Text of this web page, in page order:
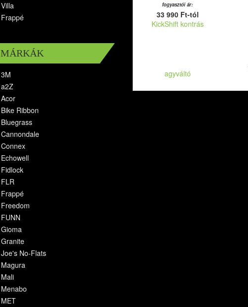
Villa
Frappé
MÁRKÁK
3M
a2Z
Acor
Bike Ribbon
Bluegrass
Cannondale
Connex
Echowell
Fidlock
FLR
Frappé
Freedom
FUNN
Gioma
Granite
Joe's No-Flats
Magura
Mali
Menabo
MET
fogyasztói ár:
33 990 Ft-tól